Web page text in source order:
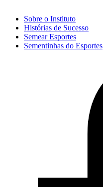
Sobre o Instituto
Histórias de Sucesso
Semear Esportes
Sementinhas do Esportes